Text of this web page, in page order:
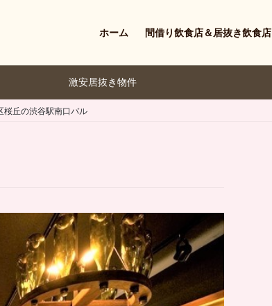
ホーム 間借り飲食店＆居抜き飲食店
激安居抜き物件
桜丘の渋谷駅南口バル